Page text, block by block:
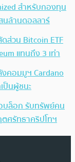
สำหรับกองทุน
นล้านดอลลาร์
ส่วน Bitcoin ETF
แทนถึง 3 เท่า
คอมมูฯ Cardano
ป็นผู้ชนะ
บล็อก รับทรัพย์คน
ศรัทธาคริปโทฯ